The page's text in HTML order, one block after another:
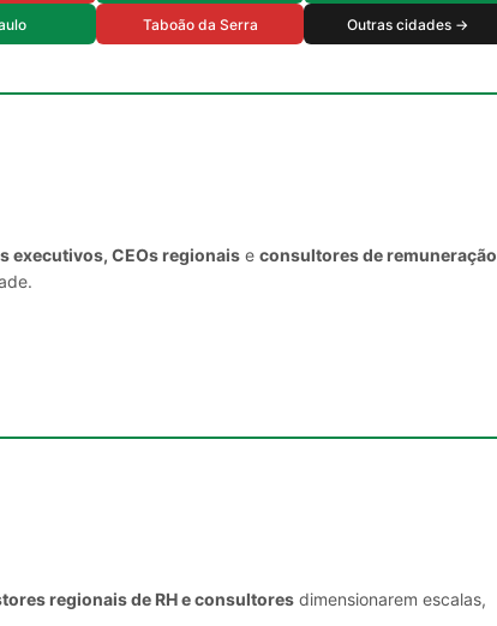
Taboão da Serra Outras cidades →
executivos, CEOs regionais e consultores de remuneração
regionais de RH e consultores dimensionarem escalas,